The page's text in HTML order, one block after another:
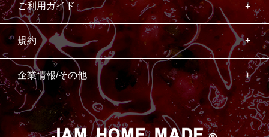
ご利用ガイド
規約
企業情報/その他